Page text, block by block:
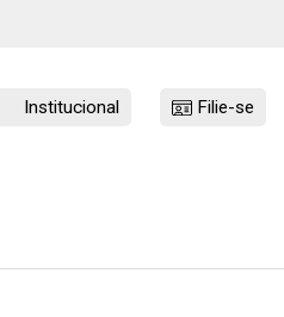
Institucional Filie-se